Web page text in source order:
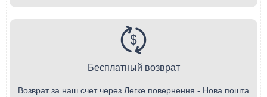
Бесплатный возврат
Возврат за наш счет через Легке повернення - Нова пошта